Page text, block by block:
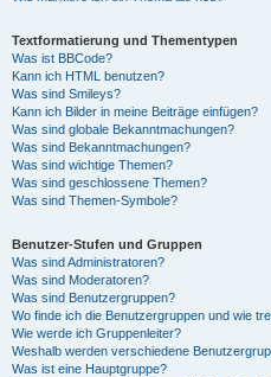
Textformatierung und Thementypen
Was ist BBCode?
Kann ich HTML benutzen?
Was sind Smileys?
Kann ich Bilder in meine Beiträge einfügen?
Was sind globale Bekanntmachungen?
Was sind Bekanntmachungen?
Was sind wichtige Themen?
Was sind geschlossene Themen?
Was sind Themen-Symbole?
Benutzer-Stufen und Gruppen
Was sind Administratoren?
Was sind Moderatoren?
Was sind Benutzergruppen?
Wo finde ich die Benutzergruppen und wie
Wie werde ich Gruppenleiter?
Weshalb werden verschiedene
Was ist eine Hauptgruppe?